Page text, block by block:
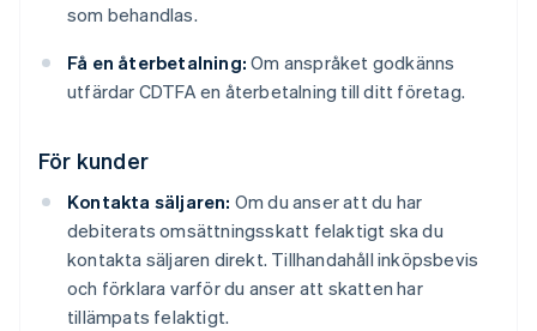
som behandlas.
Få en återbetalning: Om anspråket godkänns
utfärdar CDTFA en återbetalning till ditt företag.
För kunder
Kontakta säljaren: Om du anser att du har
debiterats omsättningsskatt felaktigt ska du
kontakta säljaren direkt. Tillhandahåll inköpsbevis
och förklara varför du anser att skatten har
tillämpats felaktigt.